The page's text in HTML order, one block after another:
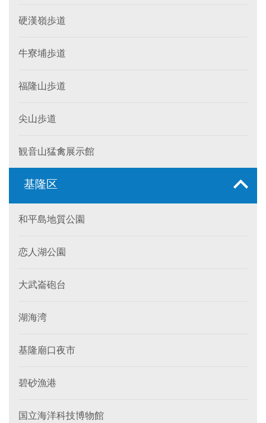
硬漢嶺歩道
牛寮埔歩道
福隆山歩道
尖山歩道
観音山猛禽展示館
基隆区
和平島地質公園
恋人湖公園
大武崙砲台
湖海湾
基隆廟口夜市
碧砂漁港
国立海洋科技博物館